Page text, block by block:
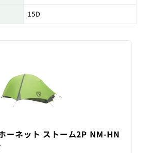
15D
ーネット ストーム2P NM-HN